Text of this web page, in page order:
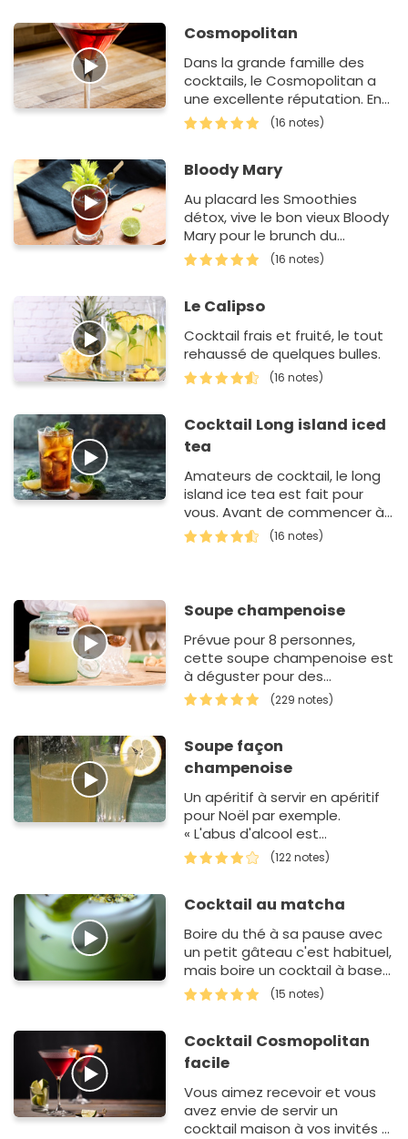
Cosmopolitan
Dans la grande famille des
cocktails, le Cosmopolitan a
une excellente réputation. En
plus, la recette est très facile.
Donc, si vous organisez un
(16 notes)
Bloody Mary
Au placard les Smoothies
détox, vive le bon vieux Bloody
Mary pour le brunch du
dimanche.
(16 notes)
Le Calipso
Cocktail frais et fruité, le tout
rehaussé de quelques bulles.
(16 notes)
Cocktail Long island iced
tea
Amateurs de cocktail, le long
island ice tea est fait pour
vous. Avant de commencer à
réunir tous les ingrédients
nécessaires, vous deve…
(16 notes)
Soupe champenoise
Prévue pour 8 personnes,
cette soupe champenoise est
à déguster pour des
occasions festives. D'ailleurs, si
vous êtes plus nombreux,…
(229 notes)
Soupe façon
champenoise
Un apéritif à servir en apéritif
pour Noël par exemple.
« L'abus d'alcool est
dangereux pour la santé,
consommez avec
(122 notes)
Cocktail au matcha
Boire du thé à sa pause avec
un petit gâteau c'est habituel,
mais boire un cocktail à base
de thé en soirée beaucoup
moins.…
(15 notes)
Cocktail Cosmopolitan
facile
Vous aimez recevoir et vous
avez envie de servir un
cocktail maison à vos invités ?